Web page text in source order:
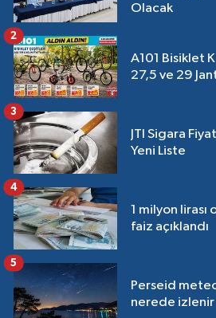
Olacak
A101 Bisiklet
27,5 ve 29
2
JTI Sigara
Yeni Liste
3
1 milyon lirası
faiz açıklandı
4
Perseid
nerede izlenir
5